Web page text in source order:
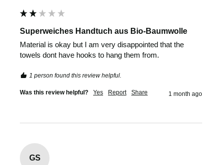
Superweiches Handtuch aus Bio-Baumwolle
Material is okay but I am very disappointed that the
towels dont have hooks to hang them from.
1 person found this review helpful.
Was this review helpful? Yes Report Share 1 month ago
GS